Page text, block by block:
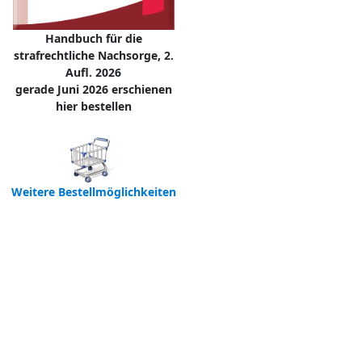
Handbuch für die
strafrechtliche Nachsorge, 2.
Aufl. 2026
gerade Juni 2026 erschienen
hier bestellen
Weitere Bestellmöglichkeiten